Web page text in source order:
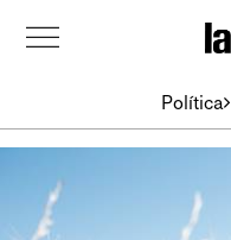
Política